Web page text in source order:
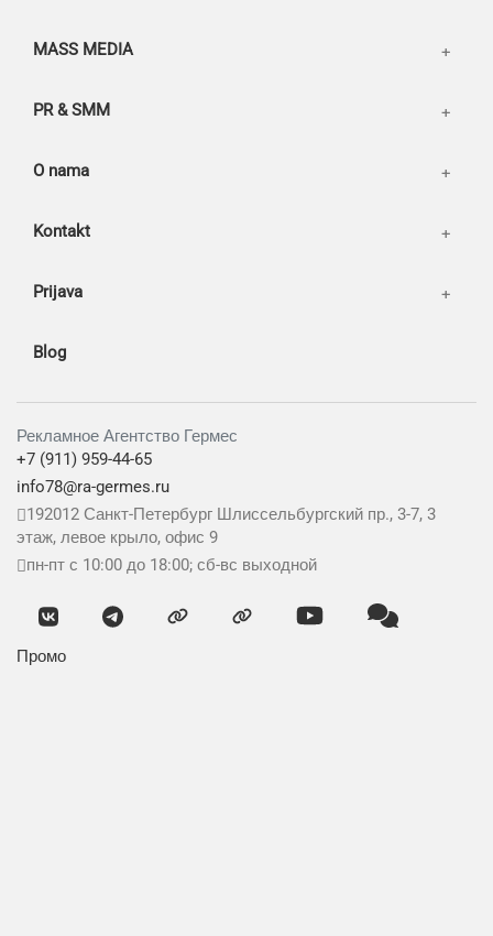
MASS MEDIA
PR & SMM
O nama
Kontakt
Prijava
Blog
Рекламное Агентство Гермес
+7 (911) 959-44-65
info78@ra-germes.ru
192012 Санкт-Петербург Шлиссельбургский пр., 3-7, 3
этаж, левое крыло, офис 9
пн-пт с 10:00 до 18:00; сб-вс выходной
Промо